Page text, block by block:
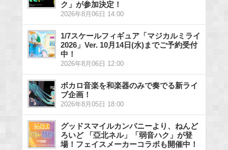
ク」が参加決定！
2026年8月06日 14:00
1/7スケールフィギュア「マジカルミライ
2026」Ver. 10月14日(水)までご予約受付
中！
2026年8月06日 12:00
ボカロ音楽を和楽器のみで奏でる新ライ
ブ企画！
2026年8月05日 18:00
グッドスマイルカンパニーより、ねんど
ろいど 「亞北ネル」「弱音ハク」が登
場！フェイスメーカーコラボも開催中！